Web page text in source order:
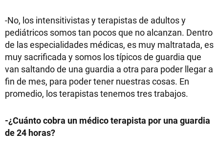
-No, los intensitivistas y terapistas de adultos y
pediátricos somos tan pocos que no alcanzan. Dentro
de las especialidades médicas, es muy maltratada, es
muy sacrificada y somos los típicos de guardia que
van saltando de una guardia a otra para poder llegar a
fin de mes, para poder tener nuestras cosas. En
promedio, los terapistas tenemos tres trabajos.
-¿Cuánto cobra un médico terapista por una guardia
de 24 horas?